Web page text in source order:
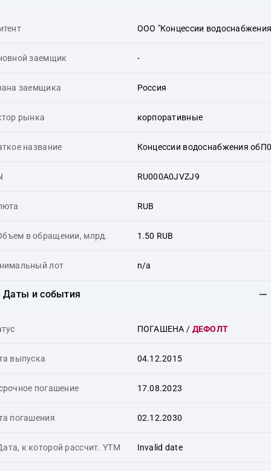
ООО "Концессии
заемщик -
заемщика Россия
рынка корпоративные
название Концессии водоснабжения
RU000A0JVZJ9
RUB
в обращении, млрд. 1.50 RUB
лот n/a
Даты и события
ПОГАШЕНА / ДЕФОЛТ
выпуска 04.12.2015
погашение 17.08.2023
погашения 02.12.2030
к которой рассчит. YTM Invalid date